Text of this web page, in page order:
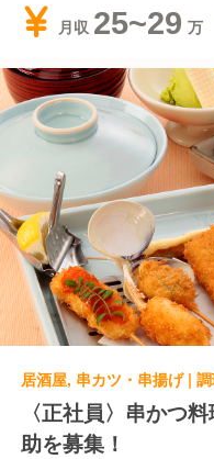
月収 25~29
〈正社員〉串か
助を募集！